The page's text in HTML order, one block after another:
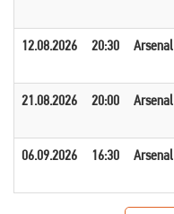
12.08.2026 20:30 Arsenal
21.08.2026 20:00 Arsenal
06.09.2026 16:30 Arsenal